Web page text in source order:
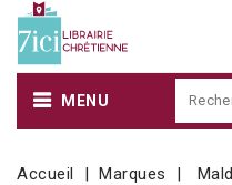
MENU
Accueil Marques